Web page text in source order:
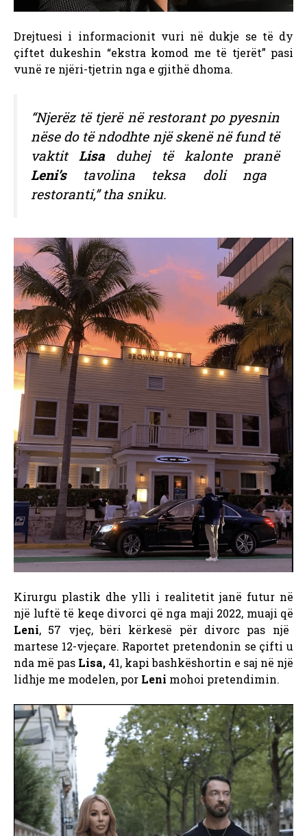
Drejtuesi i informacionit vuri në dukje se të dy
çiftet dukeshin “ekstra komod me të tjerët” pasi
vunë re njëri-tjetrin nga e gjithë dhoma.
“Njerëz të tjerë në restorant po pyesnin
nëse do të ndodhte një skenë në fund të
vaktitLisaduhej të kalonte pranë
Leni’stavolina teksa doli nga
restoranti,” tha sniku.
Kirurgu plastik dhe ylli i realitetit janë futur në
një luftë të keqe divorci që nga maji 2022, muaji që
Leni, 57 vjeç, bëri kërkesë për divorc pas një
martese 12-vjeçare. Raportet pretendonin se çifti u
nda më pas Lisa, 41, kapi bashkëshortin e saj në një
lidhje me modelen, por Leni mohoi pretendimin.